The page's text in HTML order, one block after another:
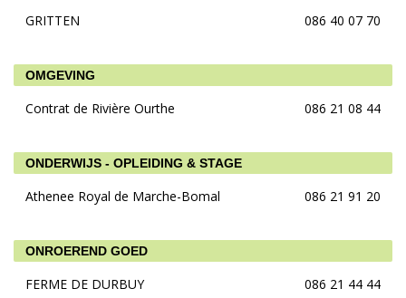
GRITTEN 086 40 07 70
OMGEVING
Contrat de Rivière Ourthe 086 21 08 44
ONDERWIJS - OPLEIDING & STAGE
Athenee Royal de Marche-Bomal 086 21 91 20
ONROEREND GOED
FERME DE DURBUY
086 21 44 44